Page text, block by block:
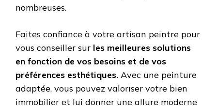
nombreuses.
Faites confiance à votre artisan peintre pour
vous conseiller sur les meilleures solutions
en fonction de vos besoins et de vos
préférences esthétiques. Avec une peinture
adaptée, vous pouvez valoriser votre bien
immobilier et lui donner une allure moderne